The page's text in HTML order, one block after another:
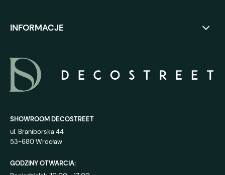
INFORMACJE
SHOWROOM DECOSTREET
ul. Braniborska 44
53-680 Wrocław
GODZINY OTWARCIA: